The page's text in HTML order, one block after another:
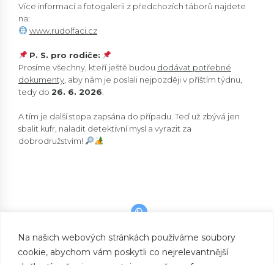
Na našich webových stránkách používáme soubory
cookie, abychom vám poskytli co nejrelevantnější
Více informací a fotogalerii z předchozích táborů najdete
na:
www.rudolfaci.cz
P. S. pro rodiče:
Prosíme všechny, kteří ještě budou dodávat potřebné
dokumenty , aby nám je poslali nejpozději v příštím týdnu,
tedy do 26. 6. 2026
A tím je další stopa zapsána do případu. Teď už zbývá jen
sbalit kufr, naladit detektivní mysl a vyrazit za
dobrodružstvím!
PREVIOUS
Vidžín se připravuje na Rudolfáky 2026!